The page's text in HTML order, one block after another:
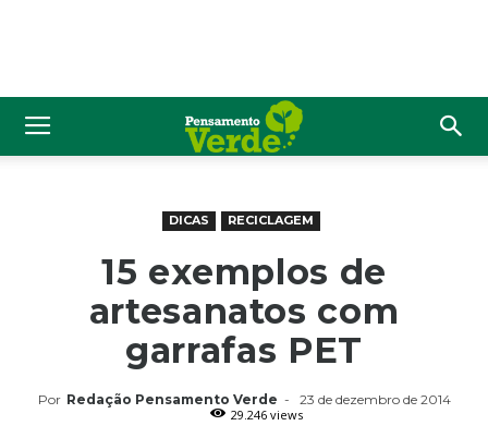
DICAS RECICLAGEM
15 exemplos de
artesanatos com
garrafas PET
Por Redação Pensamento Verde -
23 de dezembro de 2014
29.246 views